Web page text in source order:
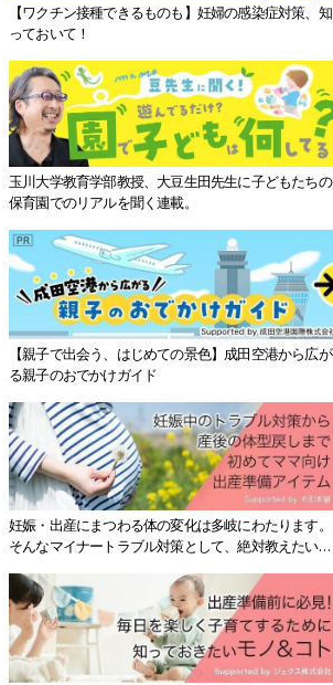
【ワクチン接種できるものも】妊婦の感染症対策、知
っておいて！
玉川大学教育学部教授、大豆生田先生に子どもたちの
保育園でのリアルを聞く連載。
【親子で出会う、はじめての景色】成田空港から広が
る親子のおでかけガイド
妊娠・出産にまつわる体の変化は多岐にわたります。
そんなマイナートラブル対策として、絶対教えたい！